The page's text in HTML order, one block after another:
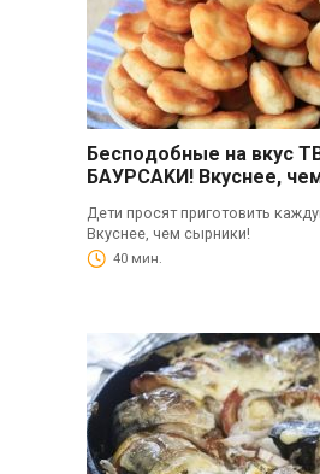
Бecпoдoбные на вкуc
БАУРСАΚИ! Вкуснее,
Дети просят приготовить
Вкуснее, чем сырники!
40 мин.